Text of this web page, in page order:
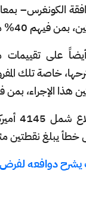
الكونغرس–
على تقييمات
خاصة تلك
يُذكر أن
خطأ يبلغ نقطتين
يشرح دوافعه